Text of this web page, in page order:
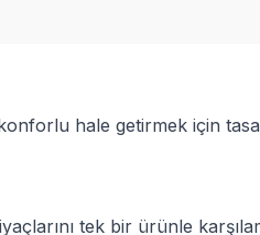
hale getirmek için
tek bir ürünle